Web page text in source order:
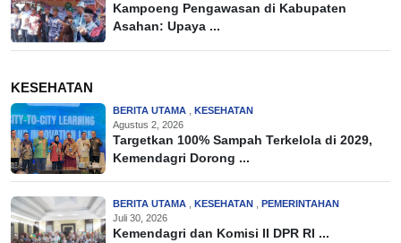
Kampoeng Pengawasan di Kabupaten
Asahan: Upaya ...
KESEHATAN
BERITA UTAMA
KESEHATAN
Agustus 2, 2026
Targetkan 100% Sampah Terkelola di 2029,
Kemendagri Dorong ...
BERITA UTAMA KESEHATAN
PEMERINTAHAN
Juli 30, 2026
Kemendagri dan Komisi II DPR RI ...